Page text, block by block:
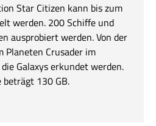
Star Citizen kann bis zum
werden. 200 Schiffe und
ausprobiert werden. Von der
Planeten Crusader im
Galaxys erkundet werden.
130 GB.